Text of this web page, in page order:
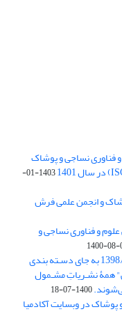
علمی علوم و فناوری نساجی و پوشاک
1403-01-
و انجمن علمی فرش
و فناوری نساجی و
1400-
از تاریخ ابلاغ آیین نامه 11/25685 مورخ 1398/02/09 به جای دسـته بندی
همۀ نشـریاتِ مشـمول
1400-07-18
در وبسایت آکادمیا